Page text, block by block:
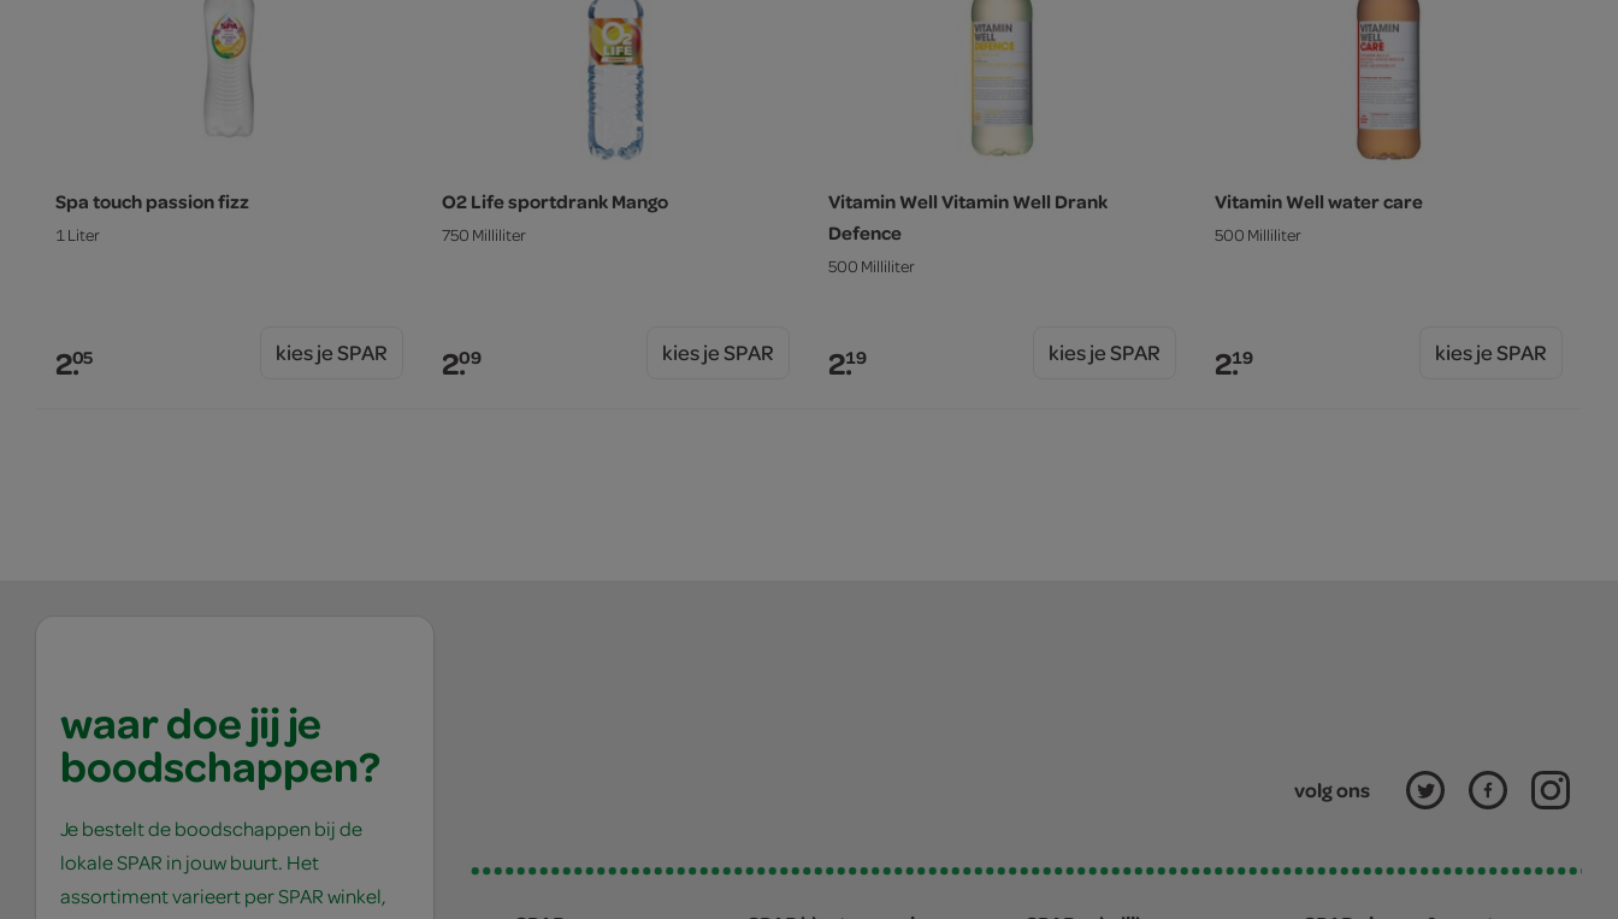
Spa touch passion fizz
1 Liter
2.05 kies je SPAR
O2 Life sportdrank Mango
750 Milliliter
2.09 kies je SPAR
Vitamin Well Vitamin Well Drank
Defence
500 Milliliter
2.19 kies je SPAR
Vitamin Well water care
500 Milliliter
2.19 kies je SPAR
waar doe jij je
boodschappen?
Je bestelt de boodschappen bij de
lokale SPAR in jouw buurt. Het
assortiment varieert per SPAR winkel,
volg ons